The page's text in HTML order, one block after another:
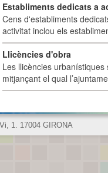
Establiments dedicats a
Cens d'establiments
activitat inclou els
Llicències d'obra
Les llicències
mitjançant el qual
1. 17004 GIRONA